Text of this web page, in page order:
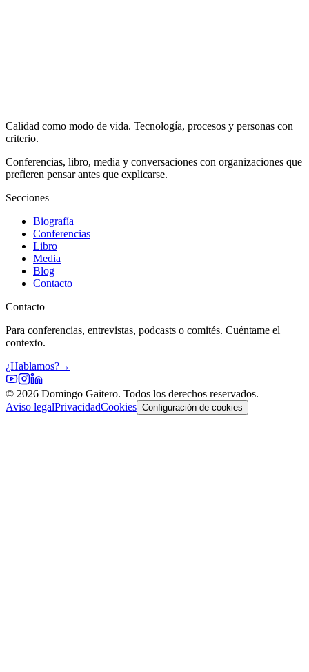
Calidad como modo de vida. Tecnología, procesos y personas con
criterio.
Conferencias, libro, media y conversaciones con organizaciones que
prefieren pensar antes que explicarse.
Secciones
Biografía
Conferencias
Libro
Media
Blog
Contacto
Contacto
Para conferencias, entrevistas, podcasts o comités. Cuéntame el
contexto.
¿Hablamos?→
© 2026 Domingo Gaitero. Todos los derechos reservados.
Aviso legalPrivacidadCookies Configuración de cookies